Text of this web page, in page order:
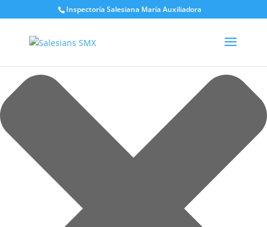
Gestionar el consentimiento de las cookies
Inspectoría Salesiana María Auxiliadora